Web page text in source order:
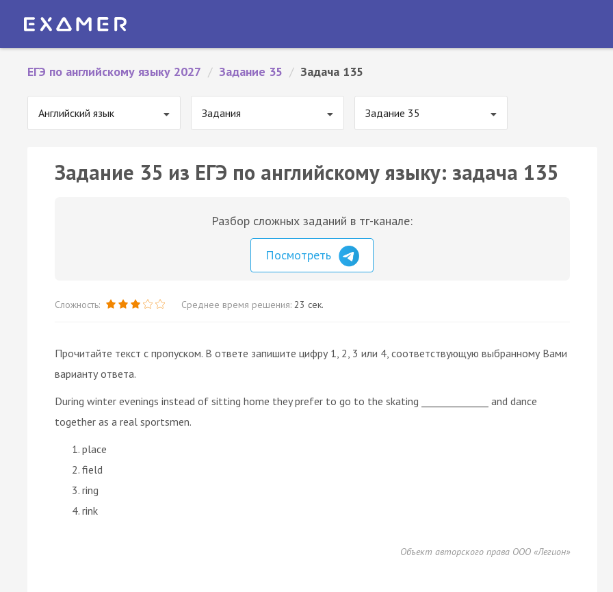
ЕГЭ по английскому языку 2027 / Задание 35 / Задача 135
Английский язык Задания Задание 35
Задание 35 из ЕГЭ по английскому языку: задача 135
Разбор сложных заданий в тг-канале:
Посмотреть
Сложность: Среднее время решения: 23 сек.
Прочитайте текст с пропуском. В ответе запишите цифру 1, 2, 3 или 4, соответствующую выбранному Вами
варианту ответа.
During winter evenings instead of sitting home they prefer to go to the skating ______________ and dance
together as a real sportsmen.
place
field
ring
rink
Объект авторского права ООО «Легион»